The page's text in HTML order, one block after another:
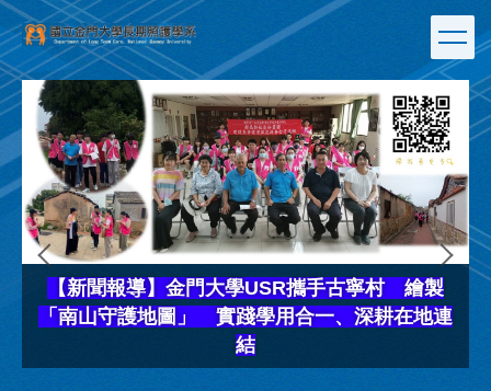
跳
到
主
要
內
容
區
【新聞報導】金門大學USR攜手古寧村 繪製
「南山守護地圖」 實踐學用合一、深耕在地連
結